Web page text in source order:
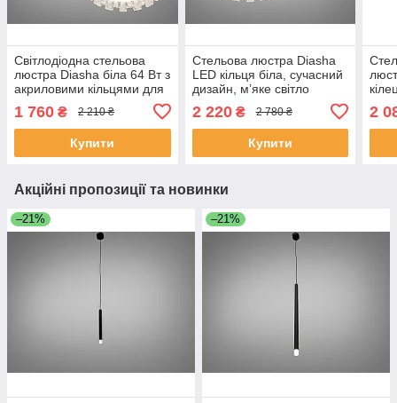
Світлодіодна стельова
люстра Diasha біла 64 Вт з
акриловими кільцями для
MX78205/400+300WH
1 760 ₴ 2 210 ₴
Купити
Стельова люстра Diasha
LED кільця біла, сучасний
дизайн, м’яке світло
2 220₴ 2 780 ₴
Купити
LED
2
Акційні пропозиції та новинки
–21% –21%